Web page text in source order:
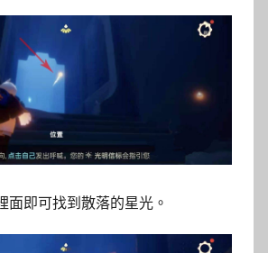
面即可找到散落的星光。